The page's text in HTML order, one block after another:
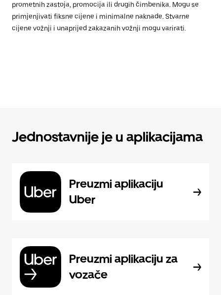
prometnih zastoja, promocija ili drugih čimbenika. Mogu se
primjenjivati fiksne cijene i minimalne naknade. Stvarne
cijene vožnji i unaprijed zakazanih vožnji mogu varirati.
Jednostavnije je u aplikacijama
Preuzmi aplikaciju
Uber
Preuzmi aplikaciju za
vozače